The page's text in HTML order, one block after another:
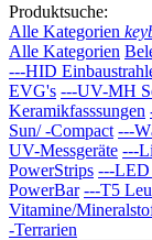
Produktsuche:
Alle Kategorien
Alle Kategorien
---HID
EVG's ---UV-MH
Keramikfasssungen
Sun/ -Compact ---
UV-Messgeräte ---
PowerStrips ---LED
PowerBar ---T5
Vitamine/
-Terrarien